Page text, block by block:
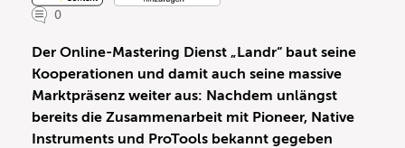
0
Der Online-Mastering Dienst „Landr“ baut seine
Kooperationen und damit auch seine massive
Marktpräsenz weiter aus: Nachdem unlängst
bereits die Zusammenarbeit mit Pioneer, Native
Instruments und ProTools bekannt gegeben